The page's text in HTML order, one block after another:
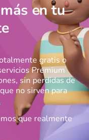
en tu
gratis o
Premium
sin perdidas de
no sirven para
que realmente